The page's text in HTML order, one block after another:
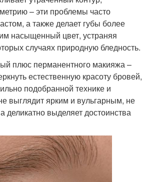
– эти проблемы часто
а также делает губы более
насыщенный цвет, устраняя
случаях природную бледность.
плюс перманентного макияжа –
естественную красоту бровей,
подобранной технике и
выглядит ярким и вульгарным, не
деликатно выделяет достоинства